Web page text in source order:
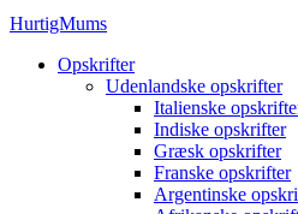
HurtigMums
Opskrifter
Udenlandske opskrifter
Italienske
Indiske opskrifter
Græsk opskrifter
Franske opskrifter
Argentinske